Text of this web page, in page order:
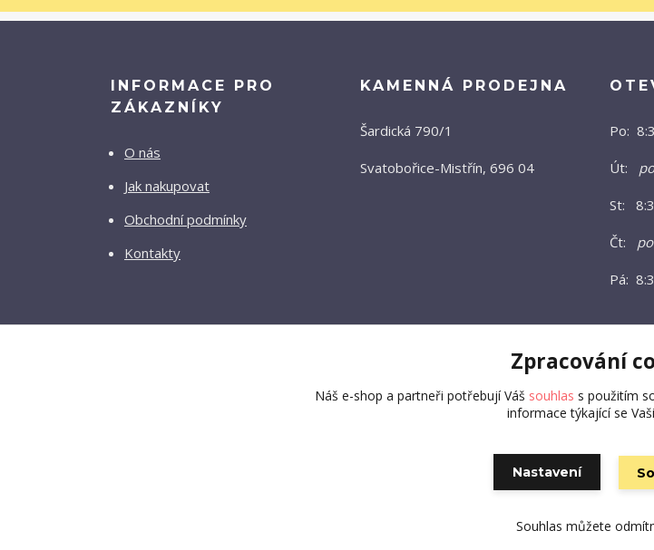
INFORMACE PRO
ZÁKAZNÍKY
O nás
Jak nakupovat
Obchodní podmínky
Kontakty
KAMENNÁ PRODEJNA
Šardická 790/1
Svatobořice-Mistřín, 696 04
Po:
Út:
St:
Čt:
Pá:
Vytvořeno na
Zpracování
Náš e-shop a partneři potřebují Váš souhlas s použitím
informace týkající se
Nastavení
Souhlas můžete